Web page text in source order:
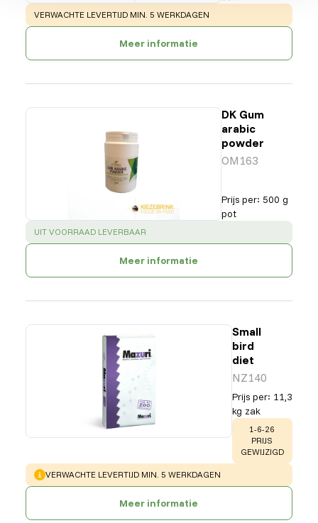
WARNING:
VERWACHTE LEVERTIJD MIN. 5 WERKDAGEN
Meer informatie
DK Gum
arabic
powder
OM163
Prijs per: 500 g
pot
SUCCESS:
UIT VOORRAAD LEVERBAAR
Meer informatie
Small
bird
diet
NZ140
Prijs per: 11,3
kg zak
WARNING
1-6-26
PRIJS
GEWIJZIGD
WARNING:
VERWACHTE LEVERTIJD MIN. 5 WERKDAGEN
Meer informatie